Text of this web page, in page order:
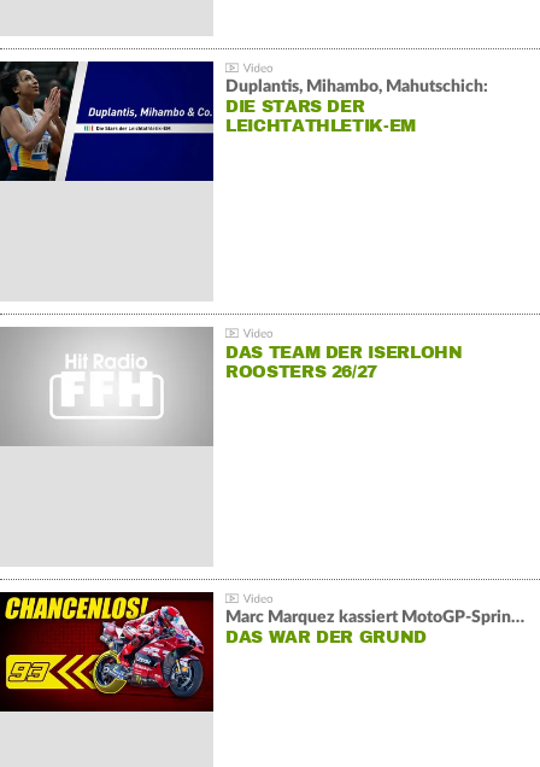
Duplantis, Mihambo, Mahutschich:
DIE STARS DER
LEICHTATHLETIK-EM
DAS TEAM DER ISERLOHN
ROOSTERS 26/27
Marc Marquez kassiert MotoGP-Sprint-Schlappe:
DAS WAR DER GRUND